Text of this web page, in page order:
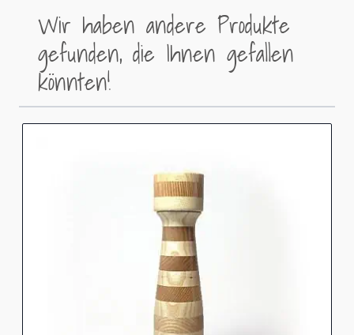
Wir haben andere Produkte
gefunden, die Ihnen gefallen
könnten!